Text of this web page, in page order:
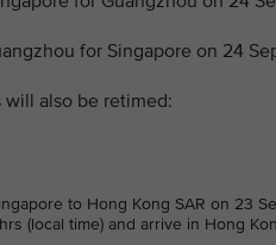
for Singapore on 24
also be retimed:
to Hong Kong SAR on 23
(local time) and arrive in Hong